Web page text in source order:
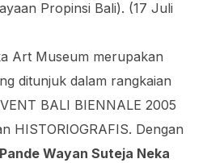
Propinsi Bali). (17 Juli
Art Museum merupakan
ditunjuk dalam rangkaian
BALI BIENNALE 2005
HISTORIOGRAFIS. Dengan
Pande Wayan Suteja Neka